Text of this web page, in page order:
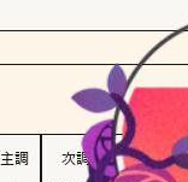
對方
主調 次調